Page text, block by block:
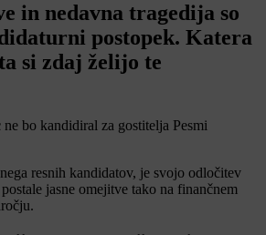
in nedavna tragedija so
postopek. Katera
si zdaj želijo te
ne bo kandidiral za gostitelja Pesmi
resnih kandidatov, je svojo odločitev
jasne omejitve tako na finančnem